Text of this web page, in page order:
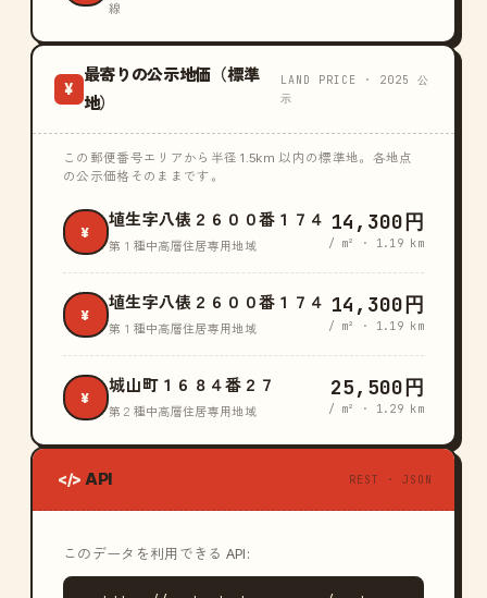
線
¥
最寄りの公示地価（標準
地）
LAND PRICE · 2025 公
示
この郵便番号エリアから半径 1.5km 以内の標準地。各地点
の公示価格そのままです。
¥
埴生字八俵２６００番１７４
第１種中高層住居専用地域
14,300円
/ m² · 1.19 km
¥
埴生字八俵２６００番１７４
第１種中高層住居専用地域
14,300円
/ m² · 1.19 km
¥
城山町１６８４番２７
第２種中高層住居専用地域
25,500円
/ m² · 1.29 km
</> API REST · JSON
このデータを利用できる API: